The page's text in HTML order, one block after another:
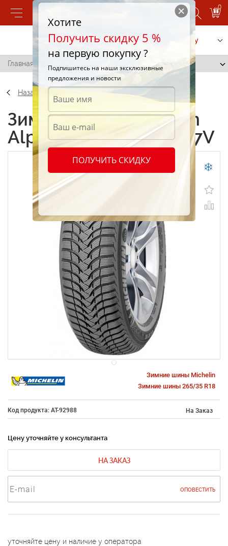
0
Позвонить Заказать услугу
Главная / Michelin Alpin A4 265/35 R18 97V
Назад
Зимние шины Michelin
Alpin A4 265/35 R18 97V
Зимние шины Michelin
Зимние шины 265/35 R18
Код продукта: AT-92988 На Заказ
Цену уточняйте у консультанта
НА ЗАКАЗ
ОПОВЕСТИТЬ
уточняйте цену и наличие у оператора
Хотите
Получить скидку 5 %
на первую покупку ?
Подпишитесь на наши эксклюзивные
предложения и новости
ПОЛУЧИТЬ СКИДКУ